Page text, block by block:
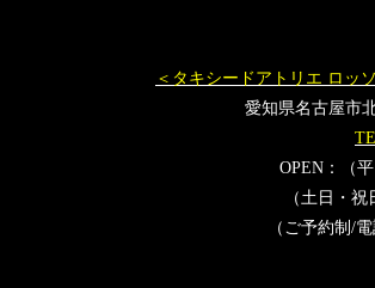
＜タキシードアトリエ ロッ
愛知県名古屋市
OPEN：（
（土日・
（ご予約制/